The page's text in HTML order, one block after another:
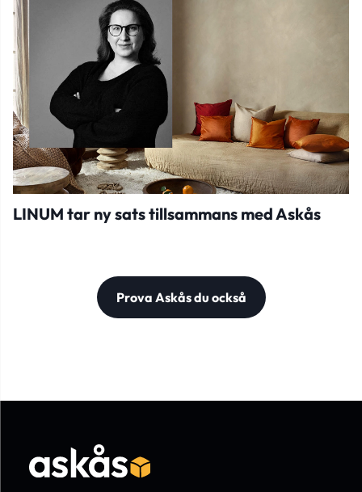
LINUM tar ny sats tillsammans med Askås
Prova Askås du också